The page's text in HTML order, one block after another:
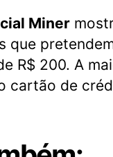
Miner
que
R$ 200. A
cartão de